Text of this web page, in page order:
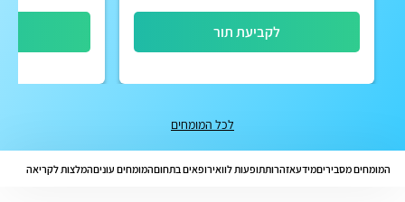
לקביעת תור
לכל המומחים
המומחים מסביריםמידעאזהרותתופעות לוואירופאים בתחוםהמומחים עוניםהמלצות לקריאה